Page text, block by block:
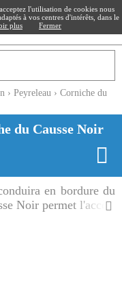
› Peyreleau › Corniche du
du Causse Noir
en bordure du
Noir permet l'accès,
l'utilisation de cookies nous
à vos centres d'intérêts, dans le
plus Fermer